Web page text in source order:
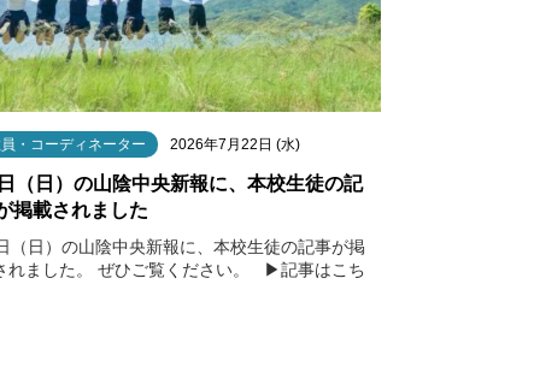
・コーディネーター 2026年7月22日 (水)
（日）の山陰中央新報に、本校生徒の記
掲載されました
（日）の山陰中央新報に、本校生徒の記事が掲
れました。 ぜひご覧ください。 ▶︎記事はこち